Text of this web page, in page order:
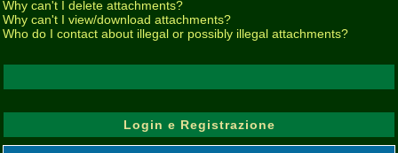
Why can't I delete attachments?
Why can't I view/download attachments?
Who do I contact about illegal or possibly illegal attachments?
Login e Registrazione